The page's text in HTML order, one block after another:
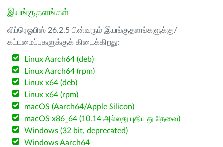
இயங்குதளங்கள்
லிப்ரெஓபிஸ் 26.2.5 பின்வரும் இயங்குதளங்களுக்கு/
கட்டமைப்புகளுக்குக் கிடைக்கிறது:
Linux Aarch64 (deb)
Linux Aarch64 (rpm)
Linux x64 (deb)
Linux x64 (rpm)
macOS (Aarch64/Apple Silicon)
macOS x86_64 (10.14 அல்லது புதியது தேவை)
Windows (32 bit, deprecated)
Windows Aarch64